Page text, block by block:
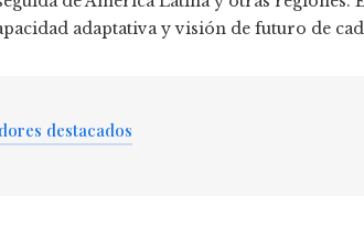
adaptativa y visión de futuro de
destacados